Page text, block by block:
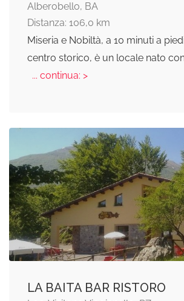
Alberobello, BA
Distanza: 106,0 km
Miseria e Nobiltà, a 10 minuti a
centro storico, è un locale nato
... continua: >
LA BAITA BAR RISTORO